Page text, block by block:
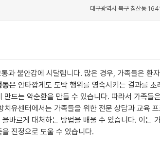
대구광역시 북구 침산동
불안감에 시달립니다. 많은 경우, 가족들은 환
동은 안타깝게도 도박 행위를 영속시키는 결과를
드는 악순환을 만들 수 있습니다. 따라서 가족들
유센터에서는 가족들을 위한 전문 상담과 교육
바르게 대처하는 방법을 배울 수 있습니다. 이는
진정으로 도울 수 있습니다.